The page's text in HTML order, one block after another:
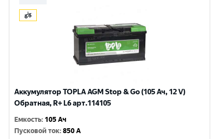
Аккумулятор TOPLA AGM Stop & Go (105 Ач, 12 V)
Обратная, R+ L6 арт.114105
Емкость: 105 Ач
Пусковой ток:850 A